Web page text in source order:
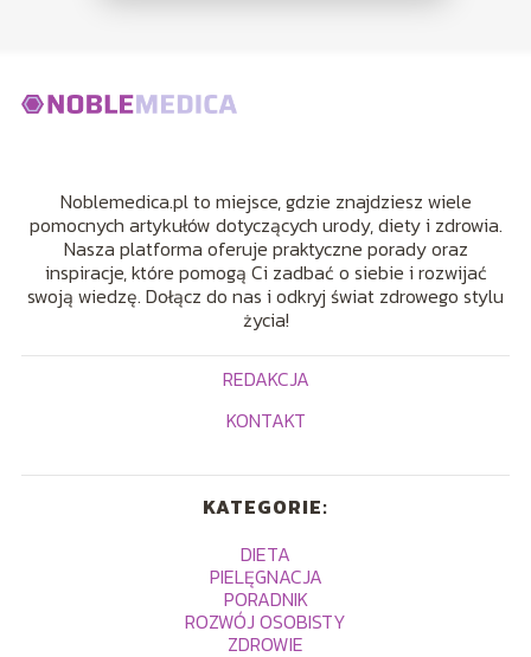
Noblemedica.pl to miejsce, gdzie znajdziesz wiele
pomocnych artykułów dotyczących urody, diety i zdrowia.
Nasza platforma oferuje praktyczne porady oraz
inspiracje, które pomogą Ci zadbać o siebie i rozwijać
swoją wiedzę. Dołącz do nas i odkryj świat zdrowego stylu
życia!
REDAKCJA
KONTAKT
KATEGORIE:
DIETA
PIELĘGNACJA
PORADNIK
ROZWÓJ OSOBISTY
ZDROWIE